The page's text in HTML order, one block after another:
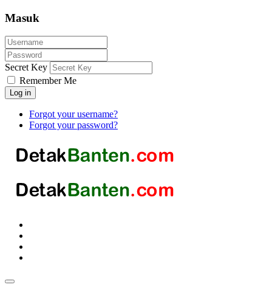
Masuk
Secret Key
Remember Me
Log in
Forgot your username?
Forgot your password?